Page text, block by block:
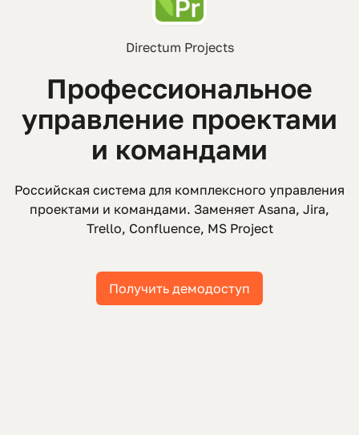
Directum Projects
Профессиональное
управление проектами
и командами
Российская система для комплексного управления
проектами и командами. Заменяет Asana, Jira,
Trello, Confluence, MS Project
Получить демодоступ